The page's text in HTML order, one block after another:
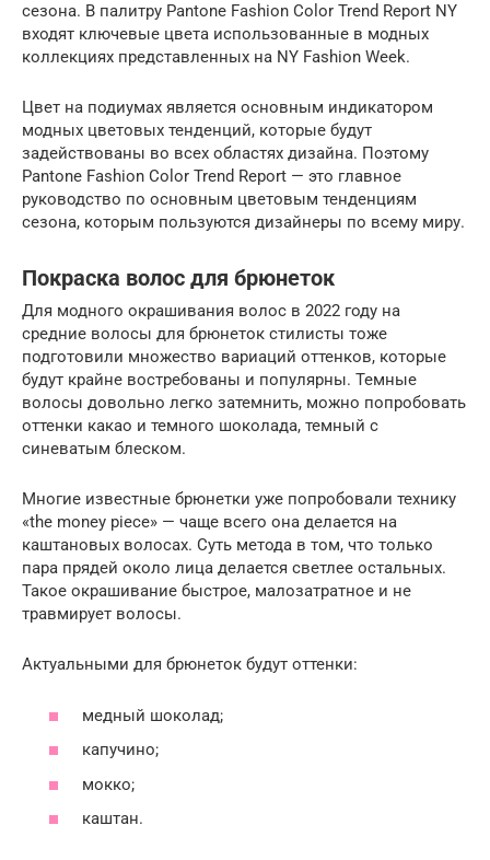
сезона. В палитру Pantone Fashion Color Trend Report NY
входят ключевые цвета использованные в модных
коллекциях представленных на NY Fashion Week.
Цвет на подиумах является основным индикатором
модных цветовых тенденций, которые будут
задействованы во всех областях дизайна. Поэтому
Pantone Fashion Color Trend Report — это главное
руководство по основным цветовым тенденциям
сезона, которым пользуются дизайнеры по всему миру.
Покраска волос для брюнеток
Для модного окрашивания волос в 2022 году на
средние волосы для брюнеток стилисты тоже
подготовили множество вариаций оттенков, которые
будут крайне востребованы и популярны. Темные
волосы довольно легко затемнить, можно попробовать
оттенки какао и темного шоколада, темный с
синеватым блеском.
Многие известные брюнетки уже попробовали технику
«the money piece» — чаще всего она делается на
каштановых волосах. Суть метода в том, что только
пара прядей около лица делается светлее остальных.
Такое окрашивание быстрое, малозатратное и не
травмирует волосы.
Актуальными для брюнеток будут оттенки:
медный шоколад;
капучино;
мокко;
каштан.